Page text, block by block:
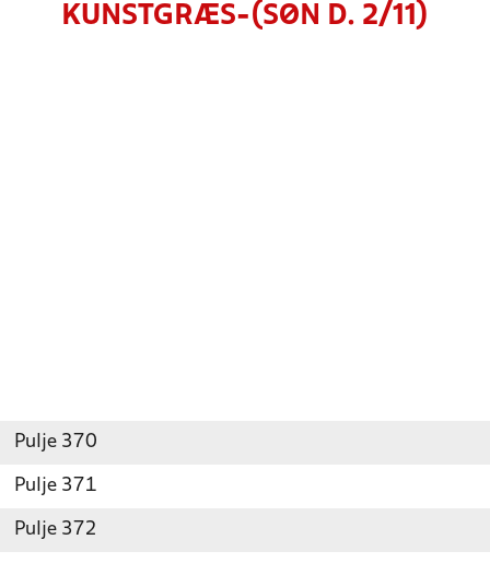
KUNSTGRÆS-(SØN D. 2/11)
Pulje 370
Pulje 371
Pulje 372